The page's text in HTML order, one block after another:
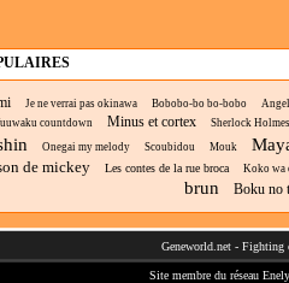
Je ne verrai pas okinawa Bobobo-bo bo-bobo
countdown Minus et cortex
Sherlock Holmes
Onegai my melody Scoubidou Mouk
de mickey Les contes de la rue broca Koko wa
brun Boku no
Geneworld.net - Fighting
Site membre du réseau